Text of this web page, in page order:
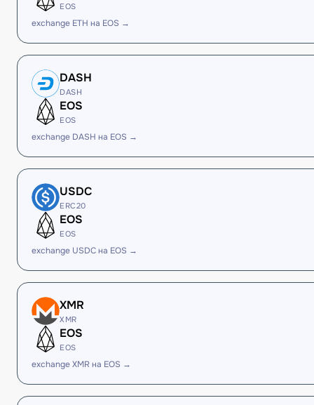
EOS
exchange ETH на EOS →
DASH
DASH
EOS
EOS
exchange DASH на EOS →
USDC
ERC20
EOS
EOS
exchange USDC на EOS →
XMR
XMR
EOS
EOS
exchange XMR на EOS →